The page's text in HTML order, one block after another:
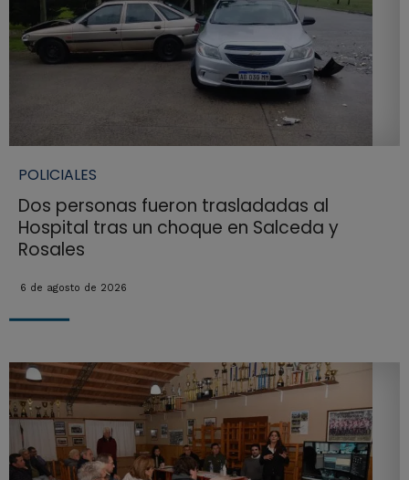
POLICIALES
Dos personas fueron trasladadas al
Hospital tras un choque en Salceda y
Rosales
6 de agosto de 2026